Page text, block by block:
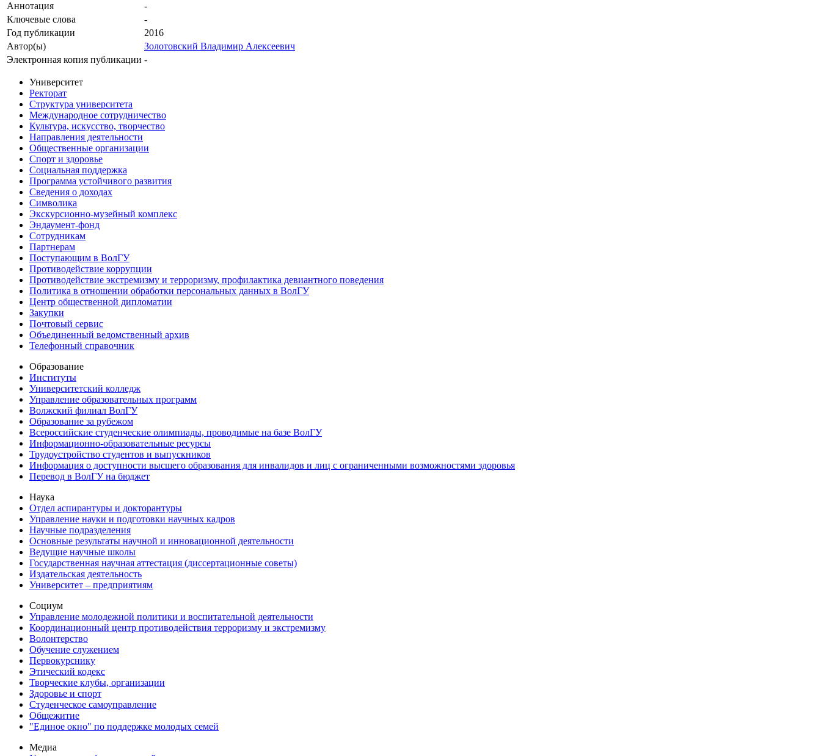
Аннотация
-
Ключевые cлова
-
Год публикации
2016
Автор(ы)
Золотовский Владимир Алексеевич
Электронная копия публикации -
Университет
Ректорат
Структура университета
Международное сотрудничество
Культура, искусство, творчество
Направления деятельности
Общественные организации
Спорт и здоровье
Социальная поддержка
Программа устойчивого развития
Сведения о доходах
Символика
Экскурсионно-музейный комплекс
Эндаумент-фонд
Сотрудникам
Партнерам
Поступающим в ВолГУ
Противодействие коррупции
Противодействие экстремизму и терроризму, профилактика девиантного поведения
Политика в отношении обработки персональных данных в ВолГУ
Центр общественной дипломатии
Закупки
Почтовый сервис
Объединенный ведомственный архив
Телефонный справочник
Образование
Институты
Университетский колледж
Управление образовательных программ
Волжский филиал ВолГУ
Образование за рубежом
Всероссийские студенческие олимпиады, проводимые на базе ВолГУ
Информационно-образовательные ресурсы
Трудоустройство студентов и выпускников
Информация о доступности высшего образования для инвалидов и лиц с ограниченными возможностями здоровья
Перевод в ВолГУ на бюджет
Наука
Отдел аспирантуры и докторантуры
Управление науки и подготовки научных кадров
Научные подразделения
Основные результаты научной и инновационной деятельности
Ведущие научные школы
Государственная научная аттестация (диссертационные советы)
Издательская деятельность
Университет – предприятиям
Социум
Управление молодежной политики и воспитательной деятельности
Координационный центр противодействия терроризму и экстремизму
Волонтерство
Обучение служением
Первокурснику
Этический кодекс
Творческие клубы, организации
Здоровье и спорт
Студенческое самоуправление
Общежитие
"Единое окно" по поддержке молодых семей
Медиа